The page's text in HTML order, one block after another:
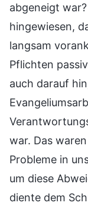
abgeneigt
hingewiesen,
langsam
Pflichten
auch darauf
war. Das
Probleme in
um diese
diente dem